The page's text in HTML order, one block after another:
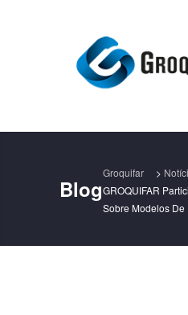
Blog
Groquifar >
GROQUIFAR
Sobre Modelos